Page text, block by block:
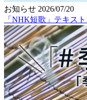
お知らせ 2026/07/20
「NHK短歌」テキス